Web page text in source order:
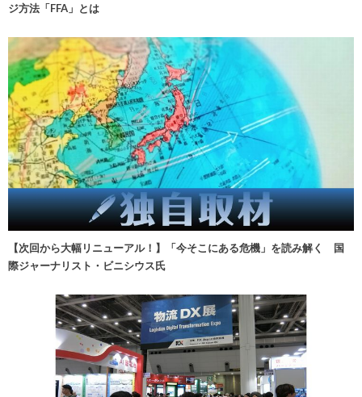
ジ方法「FFA」とは
【次回から大幅リニューアル！】「今そこにある危機」を読み解く 国
際ジャーナリスト・ビニシウス氏